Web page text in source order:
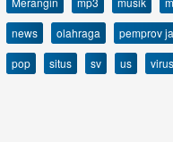
news
olahraga pemprov
pop
situs sv us